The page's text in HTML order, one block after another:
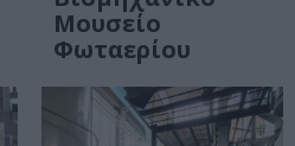
Μουσείο
Φωταερίου